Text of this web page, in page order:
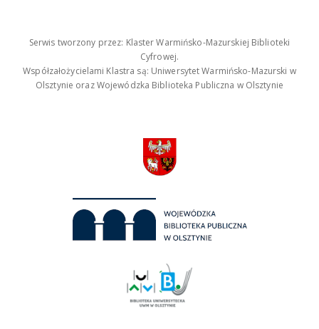
Serwis tworzony przez: Klaster Warmińsko-Mazurskiej Biblioteki
Cyfrowej.
Współzałożycielami Klastra są: Uniwersytet Warmińsko-Mazurski w
Olsztynie oraz Wojewódzka Biblioteka Publiczna w Olsztynie